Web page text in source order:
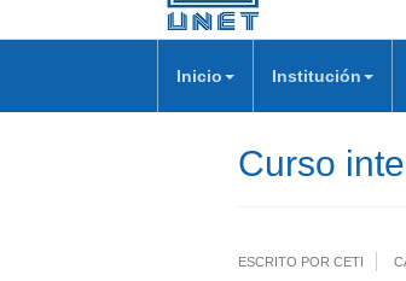
Inicio Institución
Curso
ESCRITO POR CETI